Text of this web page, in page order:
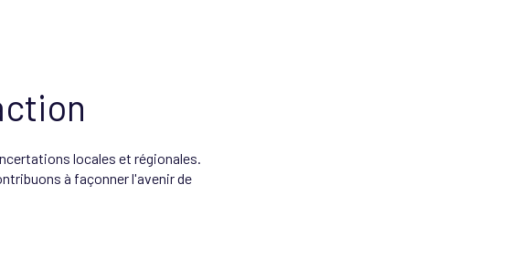
locales et régionales.
à façonner l'avenir de